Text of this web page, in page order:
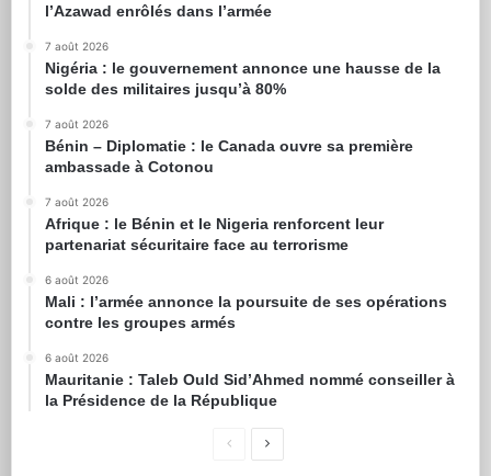
l’Azawad enrôlés dans l’armée
7 août 2026
Nigéria : le gouvernement annonce une hausse de la
solde des militaires jusqu’à 80%
7 août 2026
Bénin – Diplomatie : le Canada ouvre sa première
ambassade à Cotonou
7 août 2026
Afrique : le Bénin et le Nigeria renforcent leur
partenariat sécuritaire face au terrorisme
6 août 2026
Mali : l’armée annonce la poursuite de ses opérations
contre les groupes armés
6 août 2026
Mauritanie : Taleb Ould Sid’Ahmed nommé conseiller à
la Présidence de la République